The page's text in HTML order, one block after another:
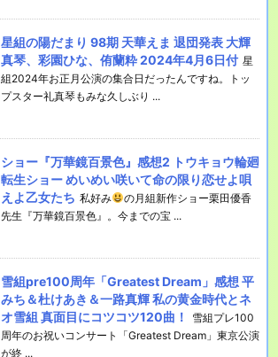
星組の陽だまり 98期 天華えま 退団発表 大輝
真琴、彩園ひな、侑蘭粋 2024年4月6日付 星
組2024年お正月公演の集合日だったんですね。トッ
プスター礼真琴もみな久しぶり ...
ショー『万華鏡百景色』感想2 トウキョウ輪廻
転生ショー めいめい咲いて命の限り恋せよ唄
えよ乙女たち 私好み
の月組新作ショー栗田優香
先生『万華鏡百景色』。今までの宝 ...
雪組pre100周年「Greatest Dream」感想 平
みち＆杜けあき＆一路真輝 私の黄金時代とネ
オ雪組 真面目にコツコツ120曲！
雪組プレ100
周年のお祝いコンサート「Greatest Dream」東京公演
が終 ...